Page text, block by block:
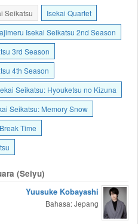
Seikatsu
Isekai Quartet
Isekai Seikatsu 2nd Season
3rd Season
4th Season
Seikatsu: Hyouketsu no Kizuna
Seikatsu: Memory Snow
Time
(Seiyu)
Yuusuke Kobayashi
Bahasa: Jepang